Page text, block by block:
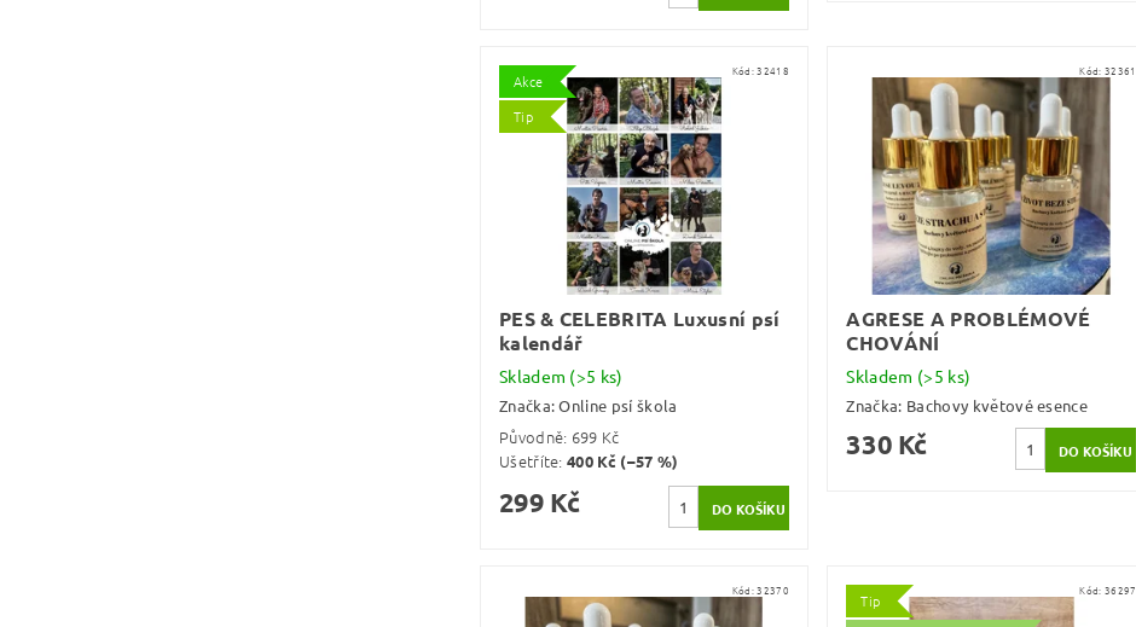
Akce
Tip
Kód:32418
PES & CELEBRITA Luxusní psí
kalendář
Skladem (>5 ks)
Značka:Online psí škola
Původně: 699 Kč
Ušetříte:400 Kč (–57 %)
299 Kč
Kód: 32361
AGRESE A PROBLÉMOVÉ
CHOVÁNÍ
Skladem (>5 ks)
Značka: Bachovy květové esence
330 Kč
Kód:32370
Tip
Kód: 36297